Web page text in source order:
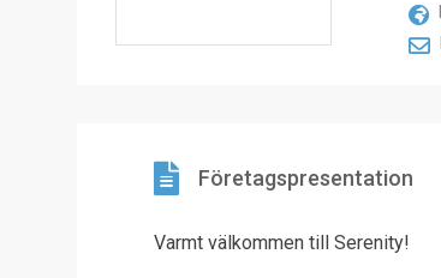
Företagspresentation
Varmt välkommen till Serenity!